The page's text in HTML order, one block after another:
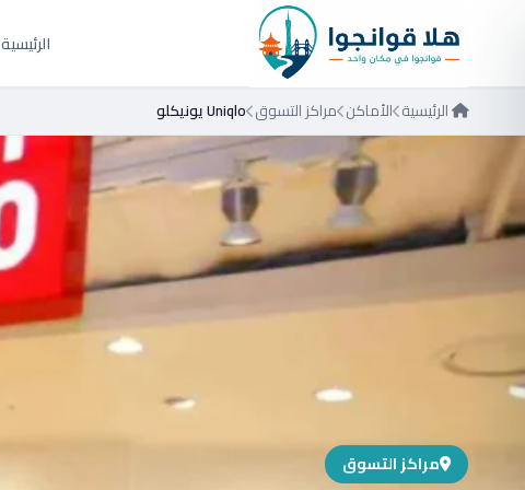
الرئيسية
الرئيسية الأماكن مراكز التسوق Uniqlo يونيكلو
مراكز التسوق